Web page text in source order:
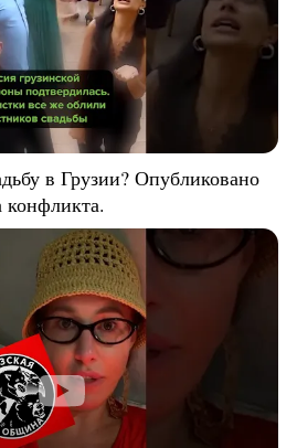
в Грузии? Опубликовано
конфликта.